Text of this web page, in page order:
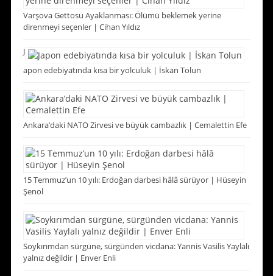
Varşova Gettosu Ayaklanması: Ölümü beklemek yerine
direnmeyi seçenler | Cihan Yıldız
J
apon edebiyatında kısa bir yolculuk | İskan Tolun
Ankara’daki NATO Zirvesi ve büyük cambazlık | Cemalettin Efe
15 Temmuz’un 10 yılı: Erdoğan darbesi hâlâ sürüyor | Hüseyin
Şenol
Soykırımdan sürgüne, sürgünden vicdana: Yannis Vasilis Yaylalı
yalnız değildir | Enver Enli